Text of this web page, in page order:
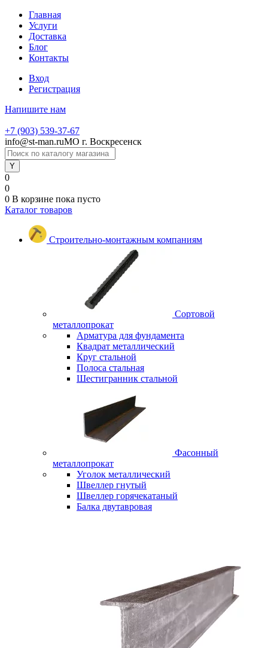
Главная
Услуги
Доставка
Блог
Контакты
Вход
Регистрация
Напишите нам
+7 (903) 539-37-67
info@st-man.ruМО г. Воскресенск
0
0
0 В корзине пока пусто
Каталог товаров
Строительно-монтажным компаниям
Сортовой
металлопрокат
Арматура для фундамента
Квадрат металлический
Круг стальной
Полоса стальная
Шестигранник стальной
Фасонный
металлопрокат
Уголок металлический
Швеллер гнутый
Швеллер горячекатаный
Балка двутавровая